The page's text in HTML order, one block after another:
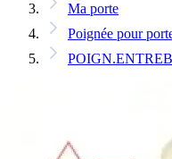
Ma porte
Poignée pour